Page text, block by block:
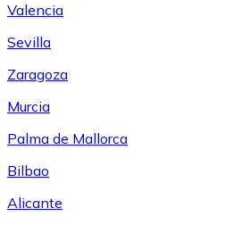
Valencia
Sevilla
Zaragoza
Murcia
Palma de Mallorca
Bilbao
Alicante